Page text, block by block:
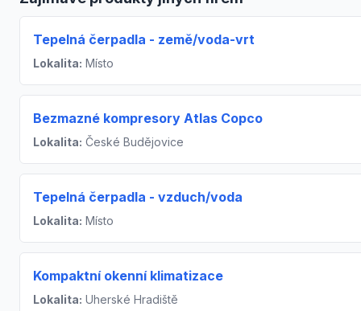
Tepelná čerpadla - země/voda-vrt
Lokalita: Místo
Bezmazné kompresory Atlas Copco
Lokalita: České Budějovice
Tepelná čerpadla - vzduch/voda
Lokalita: Místo
Kompaktní okenní klimatizace
Lokalita: Uherské Hradiště